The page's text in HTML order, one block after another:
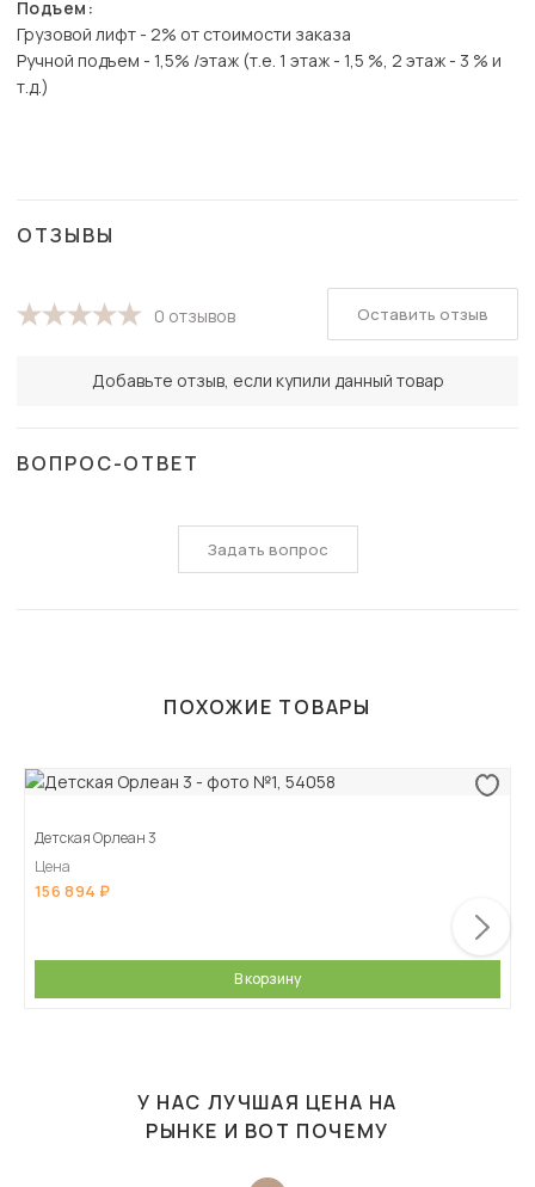
Подъем:
Грузовой лифт - 2% от стоимости заказа
Ручной подъем - 1,5% /этаж (т.е. 1 этаж - 1,5 %, 2 этаж - 3 % и
т.д.)
ОТЗЫВЫ
0 отзывов
Добавьте отзыв, если купили данный товар
Оставить отзыв
ВОПРОС-ОТВЕТ
Задать вопрос
ПОХОЖИЕ ТОВАРЫ
Детская Орлеан 3
Цена
156 894
В корзину
У НАС ЛУЧШАЯ ЦЕНА НА
РЫНКЕ И ВОТ ПОЧЕМУ